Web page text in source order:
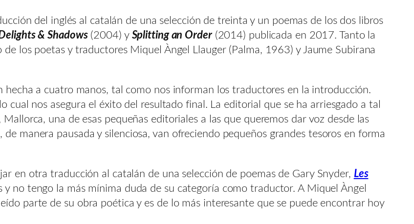
del inglés al catalán de una selección de treinta y un poemas de los dos libros
& Shadows(2004) y Splitting an Order(2014) publicada en 2017. Tanto la
los poetas y traductores Miquel Àngel Llauger (Palma, 1963) y Jaume Subirana
a cuatro manos, tal como nos informan los traductores en la introducción.
cual nos asegura el éxito del resultado final. La editorial que se ha arriesgado a tal
Mallorca, una de esas pequeñas editoriales a las que queremos dar voz desde las
manera pausada y silenciosa, van ofreciendo pequeños grandes tesoros en forma
en otra traducción al catalán de una selección de poemas de Gary Snyder, Les
y no tengo la más mínima duda de su categoría como traductor. A Miquel Àngel
parte de su obra poética y es de lo más interesante que se puede encontrar hoy